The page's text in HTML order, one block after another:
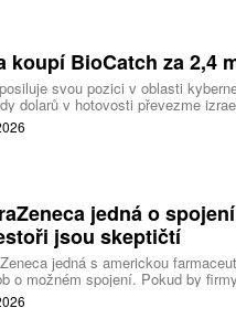
koupí BioCatch za 2,4
svou pozici v oblasti
dolarů v hotovosti převezme
bankám odhalovat podvody
internetovým bankovnictvím.
jedná o
jsou skeptičtí
jedná s americkou
o možném spojení. Pokud by
z největších výrobců léků na světě